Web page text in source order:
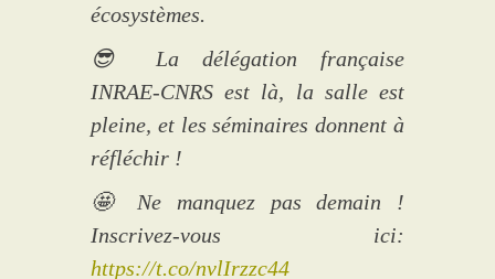
écosystèmes.
😎 La délégation française
INRAE-CNRS est là, la salle est
pleine, et les séminaires donnent à
réfléchir !
🤩 Ne manquez pas demain !
Inscrivez-vous ici:
https://t.co/nvlIrzzc44